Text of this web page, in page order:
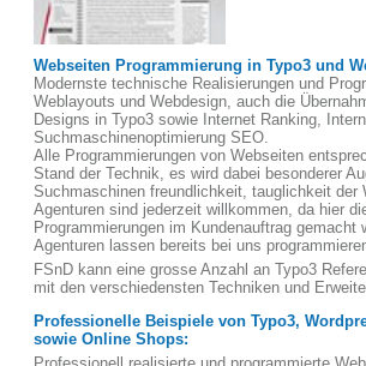
Webseiten Programmierung in Typo3 und
Modernste technische Realisierungen und
Weblayouts und Webdesign, auch die
Designs in Typo3 sowie Internet Ranking,
Suchmaschinenoptimierung SEO.
Alle Programmierungen von Webseiten
Stand der Technik, es wird dabei besonderer
Suchmaschinen freundlichkeit, tauglichkeit der
Agenturen sind jederzeit willkommen, da hier
Programmierungen im Kundenauftrag gemacht
Agenturen lassen bereits bei uns
FSnD kann eine grosse Anzahl an Typo3
mit den verschiedensten Techniken und
Professionelle Beispiele von Typo3,
sowie Online Shops: